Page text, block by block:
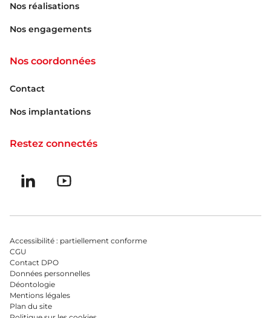
Nos réalisations
Nos engagements
Nos coordonnées
Contact
Nos implantations
Restez connectés
Suivez-nous sur linkedin
Suivez-nous sur Youtube
Menu bas du footer
Accessibilité : partiellement conforme
CGU
Contact DPO
Données personnelles
Déontologie
Mentions légales
Plan du site